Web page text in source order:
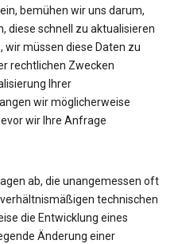
bemühen wir uns darum,
diese schnell zu aktualisieren
wir müssen diese Daten zu
rechtlichen Zwecken
Ihrer
wir möglicherweise
wir Ihre Anfrage
ab, die unangemessen oft
technischen
die Entwicklung eines
Änderung einer